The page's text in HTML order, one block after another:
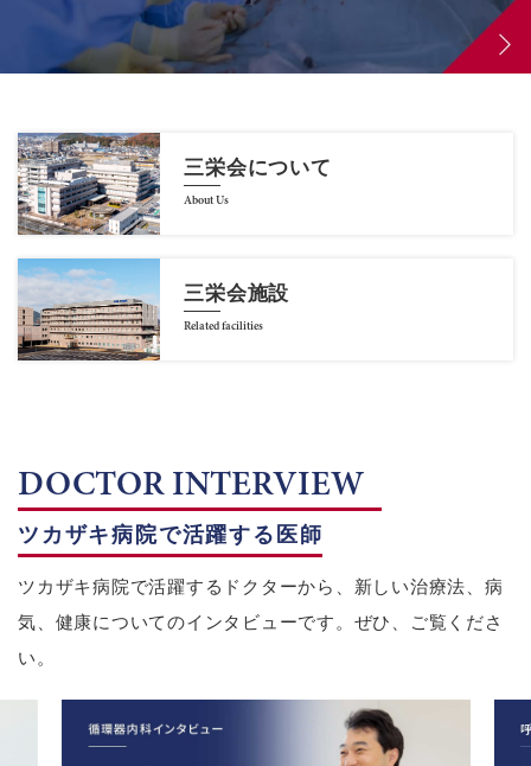
三栄会について
About Us
三栄会施設
Related facilities
DOCTOR INTERVIEW
ツカザキ病院で活躍する医師
ツカザキ病院で活躍するドクターから、新しい治療法、病
気、健康についてのインタビューです。ぜひ、ご覧くださ
い。